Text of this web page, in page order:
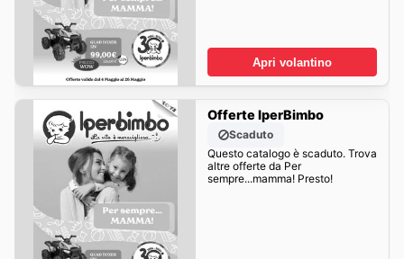
Apri volantino
Offerte IperBimbo
Scaduto
Questo catalogo è scaduto. Trova
altre offerte da Per
sempre...mamma! Presto!